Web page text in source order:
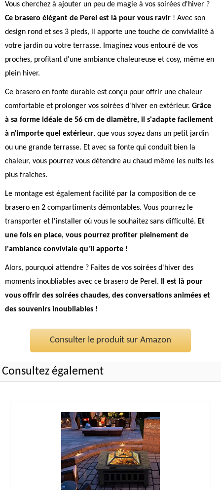
Vous cherchez à ajouter un peu de magie à vos soirées d'hiver ?
Ce brasero élégant de Perel est là pour vous ravir ! Avec son
design rond et ses 3 pieds, il apporte une touche de convivialité à
votre jardin ou votre terrasse. Imaginez vous entouré de vos
proches, profitant d'une ambiance chaleureuse et cosy, même en
plein hiver.
Ce brasero en fonte durable est conçu pour offrir une chaleur
comfortable et prolonger vos soirées d'hiver en extérieur. Grâce
à sa forme idéale de 56 cm de diamètre, il s'adapte facilement
à n'importe quel extérieur, que vous soyez dans un petit jardin
ou une grande terrasse. Et avec sa fonte qui conduit bien la
chaleur, vous pourrez vous détendre au chaud même les nuits les
plus fraîches.
Le montage est également facilité par la composition de ce
brasero en 2 compartiments démontables. Vous pourrez le
transporter et l'installer où vous le souhaitez sans difficulté. Et
une fois en place, vous pourrez profiter pleinement de
l'ambiance conviviale qu'il apporte !
Alors, pourquoi attendre ? Faites de vos soirées d'hiver des
moments inoubliables avec ce brasero de Perel.
Il est là pour
vous offrir des soirées chaudes, des conversations animées et
des souvenirs inoubliables !
Consulter le produit sur Amazon
Consultez également